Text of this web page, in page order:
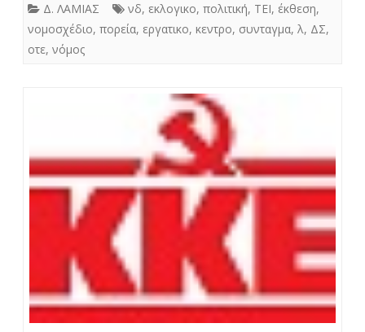
Δ. ΛΑΜΙΑΣ νδ, εκλογικο, πολιτική, ΤΕΙ, έκθεση,
νομοσχέδιο, πορεία, εργατικο, κεντρο, συνταγμα, λ, ΔΣ,
οτε, νόμος